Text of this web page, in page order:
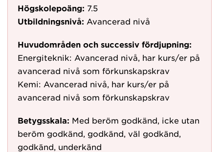
Högskolepoäng: 7.5
Utbildningsnivå: Avancerad nivå
Huvudområden och successiv fördjupning:
Energiteknik: Avancerad nivå, har kurs/er på
avancerad nivå som förkunskapskrav
Kemi: Avancerad nivå, har kurs/er på
avancerad nivå som förkunskapskrav
Betygsskala: Med beröm godkänd, icke utan
beröm godkänd, godkänd, väl godkänd,
godkänd, underkänd